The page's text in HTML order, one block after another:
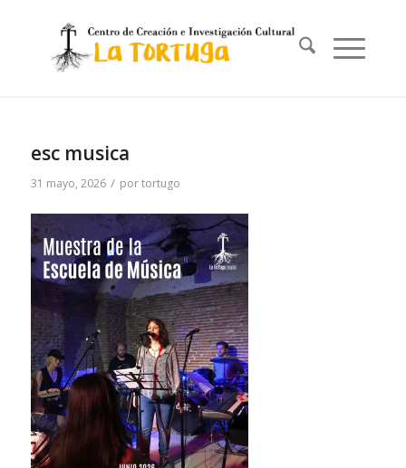
esc musica
31 mayo, 2026 / portortugo